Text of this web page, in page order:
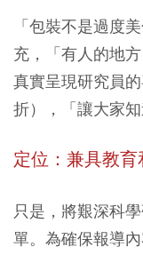
「包裝不是過度
充，「有人的地
真實呈現研究員
折），「讓大家
定位：兼具教
只是，將艱深科
單。為確保報導